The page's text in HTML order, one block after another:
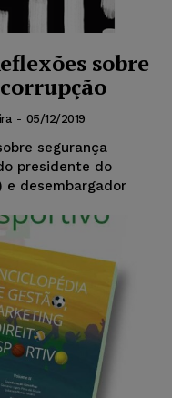
sobre
- 05/12/2019
segurança
presidente do
e desembargador